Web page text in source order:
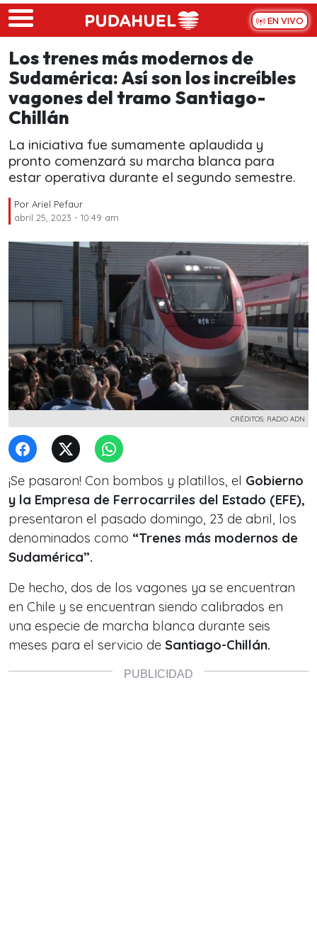
Skip to main content
EN VIVO
Los trenes más modernos de
Sudamérica: Así son los increíbles
vagones del tramo Santiago-
Chillán
La iniciativa fue sumamente aplaudida y
pronto comenzará su marcha blanca para
estar operativa durante el segundo semestre.
Por Ariel Pefaur
abril 25, 2023 - 10:49 am
CRÉDITOS: RADIO ADN
¡Se pasaron! Con bombos y platillos, el Gobierno
y la Empresa de Ferrocarriles del Estado (EFE),
presentaron el pasado domingo, 23 de abril, los
denominados como “Trenes más modernos de
Sudamérica”.
De hecho, dos de los vagones ya se encuentran
en Chile y se encuentran siendo calibrados en
una especie de marcha blanca durante seis
meses para el servicio de Santiago-Chillán.